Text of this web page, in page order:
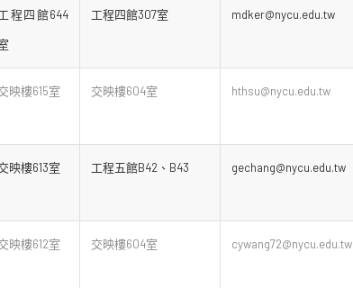
程四館644 工程四館307室 mdker@nycu.edu.tw
映樓615室 交映樓604室 hthsu@nycu.edu.tw
映樓613室 工程五館B42、B43 gechang@nycu.edu.tw
映樓612室 交映樓604室 cywang72@nycu.edu.tw